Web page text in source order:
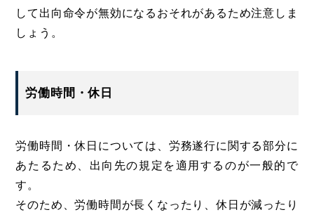
して出向命令が無効になるおそれがあるため注意しま
しょう。
労働時間・休日
労働時間・休日については、労務遂行に関する部分に
あたるため、出向先の規定を適用するのが一般的で
す。
そのため、労働時間が長くなったり、休日が減ったり